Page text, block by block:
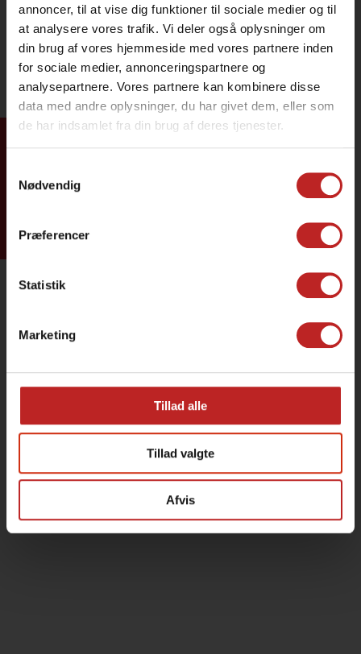
annoncer, til at vise dig funktioner til sociale medier og til
at analysere vores trafik. Vi deler også oplysninger om
din brug af vores hjemmeside med vores partnere inden
for sociale medier, annonceringspartnere og
analysepartnere. Vores partnere kan kombinere disse
data med andre oplysninger, du har givet dem, eller som
de har indsamlet fra din brug af deres tjenester.
Nødvendig
Præferencer
Statistik
Marketing
Tillad alle
Tillad valgte
Afvis
Tilmeld dig